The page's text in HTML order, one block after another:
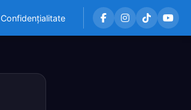
Confidențialitate